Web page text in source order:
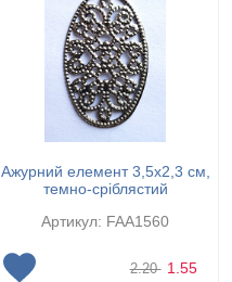
Ажурний елемент 3,5х2,3 см,
темно-сріблястий
Артикул: FAA1560
2.20 1.55